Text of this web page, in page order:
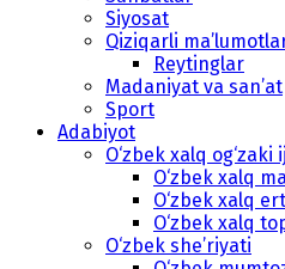
Siyosat
Qiziqarli
Reytinglar
Madaniyat va san’at
Sport
Adabiyot
O‘zbek xalq og‘zaki
O‘zbek xalq
O‘zbek xalq
O‘zbek xalq
O‘zbek she’riyati